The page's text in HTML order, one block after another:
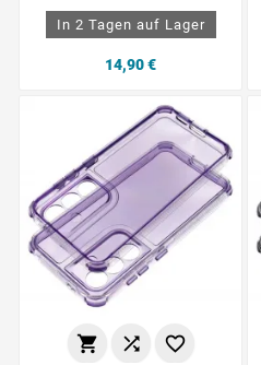
In 2 Tagen auf Lager
14,90 €
  